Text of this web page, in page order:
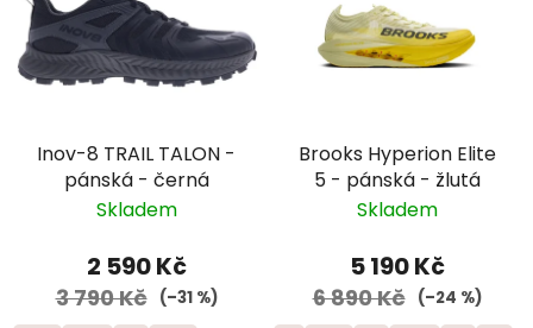
Inov-8 TRAIL TALON -
pánská - černá
Skladem
2 590 Kč
3 790 Kč (–31 %)
Brooks Hyperion Elite
5 - pánská - žlutá
Skladem
5 190 Kč
6 890 Kč (–24 %)